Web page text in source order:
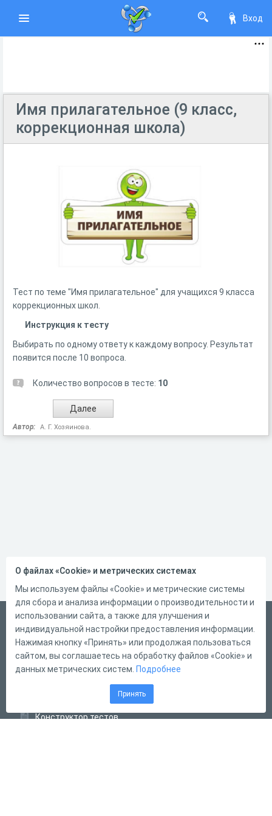
Вход
Имя прилагательное (9 класс,
коррекционная школа)
Тест по теме "Имя прилагательное" для учащихся 9 класса
коррекционных школ.
Инструкция к тесту
Выбирать по одному ответу к каждому вопросу. Результат
появится после 10 вопроса.
Количество вопросов в тесте: 10
Автор: А. Г. Хозяинова.
Русский
Справка
Форма обратной связи
Конструктор тестов
О файлах «Cookie» и метрических системах
Мы используем файлы «Cookie» и метрические системы
для сбора и анализа информации о производительности и
использовании сайта, а также для улучшения и
индивидуальной настройки предоставления информации.
Нажимая кнопку «Принять» или продолжая пользоваться
сайтом, вы соглашаетесь на обработку файлов «Cookie» и
данных метрических систем. Подробнее
Принять